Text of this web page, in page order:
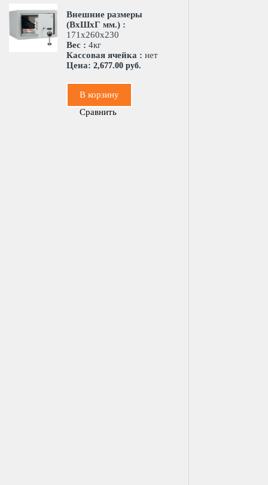
Внешние размеры
(ВхШхГ мм.) :
171х260х230
Вес : 4кг
Кассовая ячейка : нет
Цена: 2,677.00 руб.
В корзину
Сравнить